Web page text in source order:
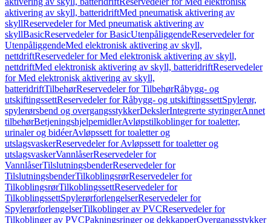
aktivering av skyll, batteridriftMed pneumatisk aktivering av
skyllReservedeler for Med pneumatisk aktivering av
skyllBasicReservedeler for BasicUtenpåliggendeReservedeler for
UtenpåliggendeMed elektronisk aktivering av skyll,
nettdriftReservedeler for Med elektronisk aktivering av skyll,
nettdriftMed elektronisk aktivering av skyll, batteridriftReservedeler
for Med elektronisk aktivering av skyll,
batteridriftTilbehørReservedeler for TilbehørRåbygg- og
utskiftingssettReservedeler for Råbygg- og utskiftingssettSpylerør,
spylerørsbend og overgangsstykkerDekslerIntegrerte styringerAnnet
tilbehørBetjeningshjelpemidlerAvløpstilkoblinger for toaletter,
urinaler og bidéerAvløpssett for toaletter og
utslagsvaskerReservedeler for Avløpssett for toaletter og
utslagsvaskerVannlåserReservedeler for
VannlåserTilslutningsbenderReservedeler for
TilslutningsbenderTilkoblingsrørReservedeler for
TilkoblingsrørTilkoblingssettReservedeler for
TilkoblingssettSpylerørforlengelserReservedeler for
SpylerørforlengelserTilkoblinger av PVCReservedeler for
Tilkoblinger av PVCPakningsringer og dekkapperOvergangsstykker